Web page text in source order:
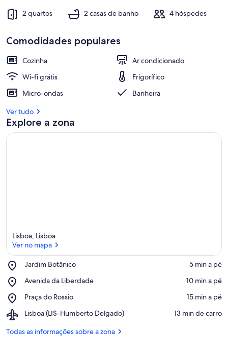
2 quartos 2 casas de banho 4 hóspedes
Comodidades populares
Cozinha
Ar condicionado
Wi-fi grátis
Frigorífico
Micro-ondas
Banheira
Ver tudo
Explore a zona
Lisboa, Lisboa
Ver no mapa
Jardim Botânico
Place,
Botânico
‪5 min a pé‬
Avenida da Liberdade
Place,
da
‪10 min a pé‬
Praça do Rossio
Place,
do
‪15 min a pé‬
Lisboa (LIS-Humberto Delgado)
Airport,
(LIS-
‪13 min de carro‬
Todas as informações sobre a zona